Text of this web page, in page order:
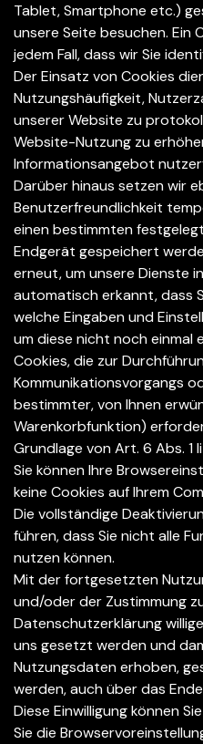
Tablet, Smartphone etc.)
unsere Seite besuchen.
jedem Fall, dass wir Sie
Der Einsatz von Cookies
Nutzungshäufigkeit,
unserer Website zu
Website-Nutzung zu
Informationsangebot
Darüber hinaus setzen wir
Benutzerfreundlichkeit
einen bestimmten
Endgerät gespeichert
erneut, um unsere Dienste
automatisch erkannt, dass
welche Eingaben und
um diese nicht noch einmal
Cookies, die zur
Kommunikationsvorgangs
bestimmter, von Ihnen
Warenkorbfunktion)
Grundlage von Art. 6 Abs. 1
Sie können Ihre
keine Cookies auf Ihrem
Die vollständige
führen, dass Sie nicht alle
nutzen können.
Mit der fortgesetzten
und/oder der Zustimmung
Datenschutzerklärung
uns gesetzt werden und
Nutzungsdaten erhoben,
werden, auch über das
Diese Einwilligung können
Sie die